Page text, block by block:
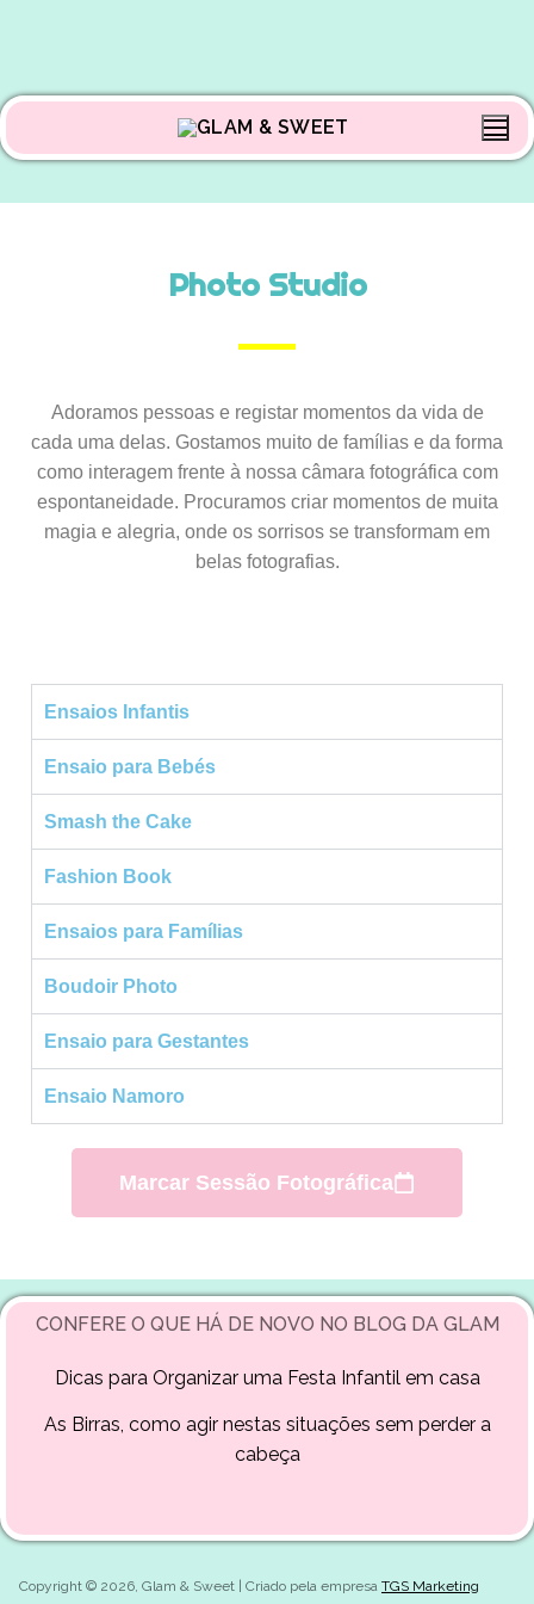
Photo Studio
Adoramos pessoas e registar momentos da vida de
cada uma delas. Gostamos muito de famílias e da forma
como interagem frente à nossa câmara fotográfica com
espontaneidade. Procuramos criar momentos de muita
magia e alegria, onde os sorrisos se transformam em
belas fotografias.
Ensaios Infantis
Ensaio para Bebés
Smash the Cake
Fashion Book
Ensaios para Famílias
Boudoir Photo
Ensaio para Gestantes
Ensaio Namoro
Marcar Sessão Fotográfica
CONFERE O QUE HÁ DE NOVO NO BLOG DA GLAM
Dicas para Organizar uma Festa Infantil em casa
As Birras, como agir nestas situações sem perder a
cabeça
Copyright © 2026, Glam & Sweet | Criado pela empresa TGS Marketing